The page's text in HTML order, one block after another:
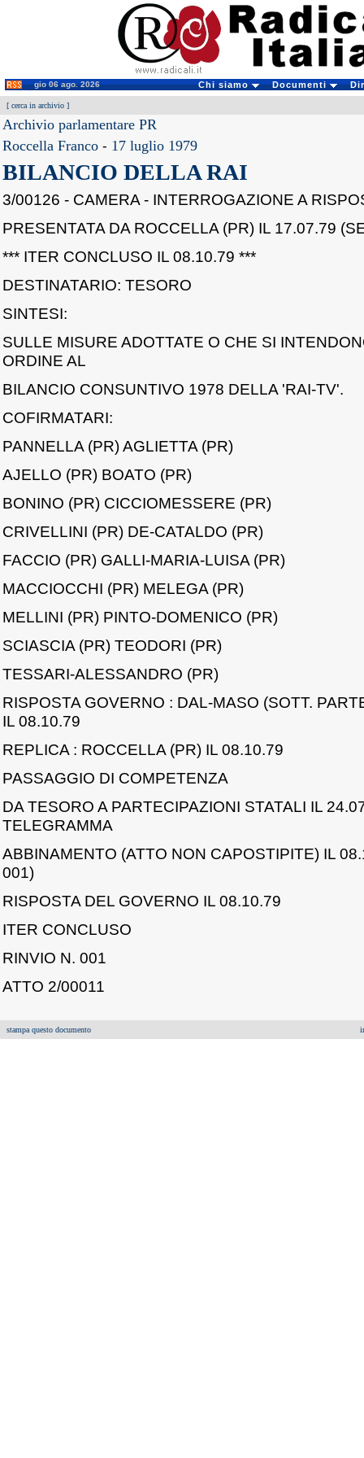
gio 06 ago. 2026 Chi siamo Documenti
[ cerca in archivio ]
Archivio parlamentare PR
Roccella Franco - 17 luglio 1979
BILANCIO DELLA RAI
3/00126 - CAMERA - INTERROGAZIONE A
PRESENTATA DA ROCCELLA (PR) IL 17.07.79
*** ITER CONCLUSO IL 08.10.79 ***
DESTINATARIO: TESORO
SINTESI:
SULLE MISURE ADOTTATE O CHE SI
ORDINE AL
BILANCIO CONSUNTIVO 1978 DELLA 'RAI-TV'.
COFIRMATARI:
PANNELLA (PR) AGLIETTA (PR)
AJELLO (PR) BOATO (PR)
BONINO (PR) CICCIOMESSERE (PR)
CRIVELLINI (PR) DE-CATALDO (PR)
FACCIO (PR) GALLI-MARIA-LUISA (PR)
MACCIOCCHI (PR) MELEGA (PR)
MELLINI (PR) PINTO-DOMENICO (PR)
SCIASCIA (PR) TEODORI (PR)
TESSARI-ALESSANDRO (PR)
RISPOSTA GOVERNO : DAL-MASO (SOTT.
IL 08.10.79
REPLICA : ROCCELLA (PR) IL 08.10.79
PASSAGGIO DI COMPETENZA
DA TESORO A PARTECIPAZIONI STATALI IL
TELEGRAMMA
ABBINAMENTO (ATTO NON CAPOSTIPITE) IL
001)
RISPOSTA DEL GOVERNO IL 08.10.79
ITER CONCLUSO
RINVIO N. 001
ATTO 2/00011
stampa questo documento